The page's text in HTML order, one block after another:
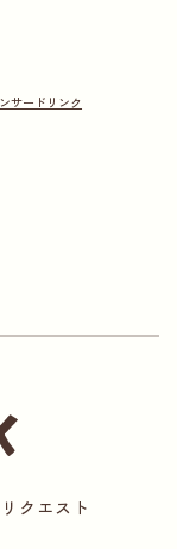
リクエスト